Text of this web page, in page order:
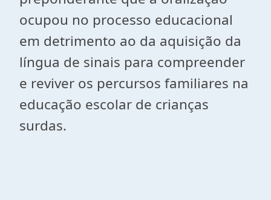
ocupou no processo educacional
em detrimento ao da aquisição da
língua de sinais para compreender
e reviver os percursos familiares na
educação escolar de crianças
surdas.